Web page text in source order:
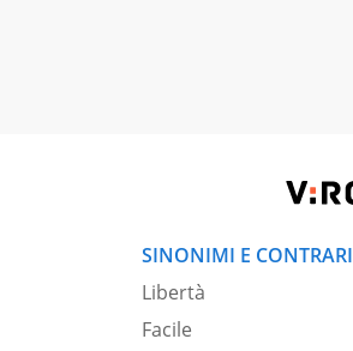
SINONIMI E CONTRARI
Libertà
Facile